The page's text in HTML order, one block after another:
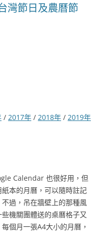
灣節日及農曆節
/ 2017年 / 2018年 / 2019年
Calendar 也很好用，但
本的月曆，可以隨時註記
過，吊在牆壁上的那種風
機關團體送的桌曆格子又
個月一張A4大小的月曆，